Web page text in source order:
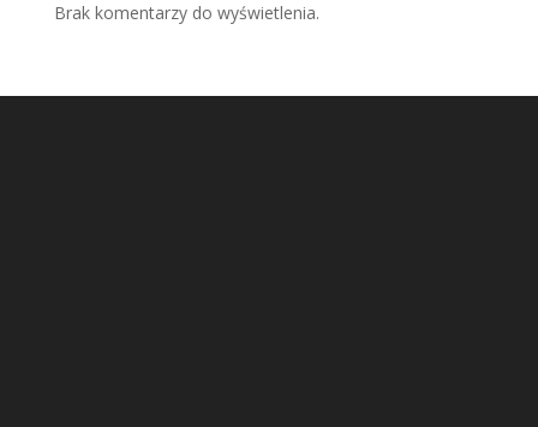
Brak komentarzy do wyświetlenia.